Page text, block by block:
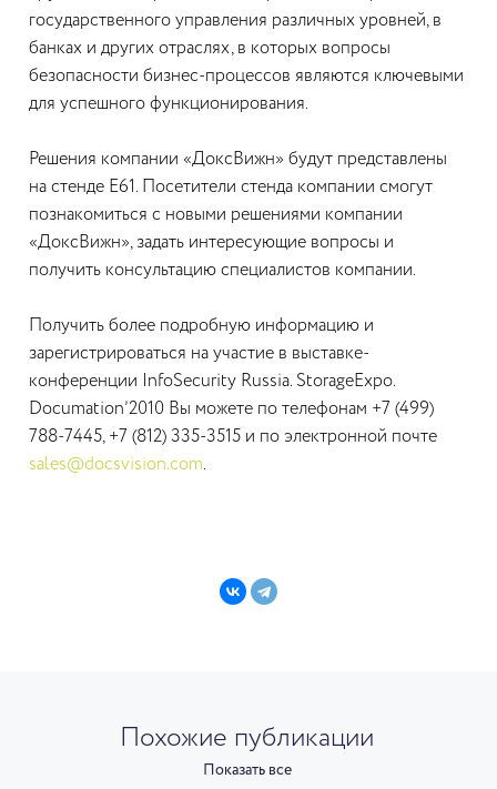
государственного управления различных уровней, в
банках и других отраслях, в которых вопросы
безопасности бизнес-процессов являются ключевыми
для успешного функционирования.
Решения компании «ДоксВижн» будут представлены
на стенде Е61. Посетители стенда компании смогут
познакомиться с новыми решениями компании
«ДоксВижн», задать интересующие вопросы и
получить консультацию специалистов компании.
Получить более подробную информацию и
зарегистрироваться на участие в выставке-
конференции InfoSecurity Russia. StorageExpo.
Documation’2010 Вы можете по телефонам +7 (499)
788-7445, +7 (812) 335-3515 и по электронной почте
sales@docsvision.com.
Похожие публикации
Показать все